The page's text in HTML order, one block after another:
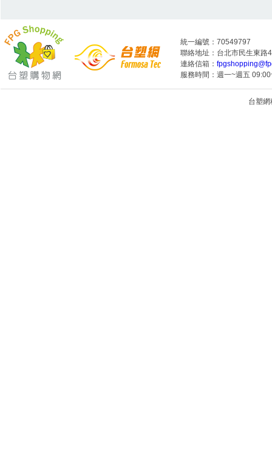
統一編號：70549797
聯絡地址：台北市民生東路
連絡信箱：
服務時間：週一~週五
台塑